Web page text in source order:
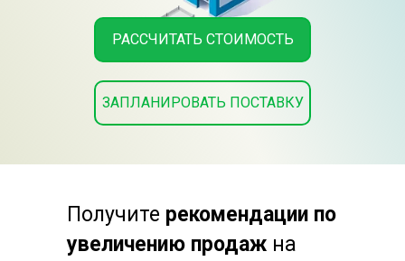
РАССЧИТАТЬ СТОИМОСТЬ
ЗАПЛАНИРОВАТЬ ПОСТАВКУ
Получите рекомендации по
увеличению продаж на